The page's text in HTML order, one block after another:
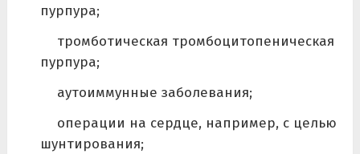
пурпура;
тромботическая тромбоцитопеническая
пурпура;
аутоиммунные заболевания;
операции на сердце, например, с целью
шунтирования;